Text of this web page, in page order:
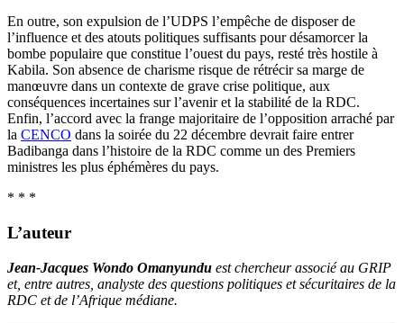
En outre, son expulsion de l’UDPS l’empêche de disposer de
l’influence et des atouts politiques suffisants pour désamorcer la
bombe populaire que constitue l’ouest du pays, resté très hostile à
Kabila. Son absence de charisme risque de rétrécir sa marge de
manœuvre dans un contexte de grave crise politique, aux
conséquences incertaines sur l’avenir et la stabilité de la RDC.
Enfin, l’accord avec la frange majoritaire de l’opposition arraché par
la CENCO dans la soirée du 22 décembre devrait faire entrer
Badibanga dans l’histoire de la RDC comme un des Premiers
ministres les plus éphémères du pays.
* * *
L’auteur
Jean-Jacques Wondo Omanyundu est chercheur associé au GRIP
et, entre autres, analyste des questions politiques et sécuritaires de la
RDC et de l’Afrique médiane.